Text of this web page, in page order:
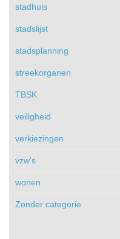
stadhuis
stadslijst
stadsplanning
streekorganen
TBSK
veiligheid
verkiezingen
vzw's
wonen
Zonder categorie